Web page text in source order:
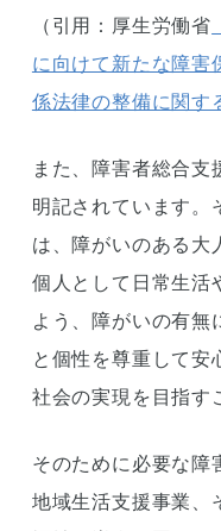
（引用：厚生労働省
に向けて新たな障害
係法律の整備に関す
また、障害者総合
明記されています。
は、障がいのある大
個人として日常生活
よう、障がいの有無
と個性を尊重して安
社会の実現を目指す
そのために必要な障
地域生活支援事業、